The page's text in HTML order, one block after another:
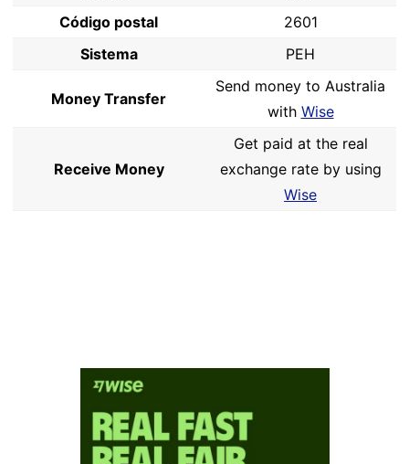
Código postal
2601
Sistema
PEH
Money Transfer
Send money to Australia
with Wise
Receive Money
Get paid at the real
exchange rate by using
Wise